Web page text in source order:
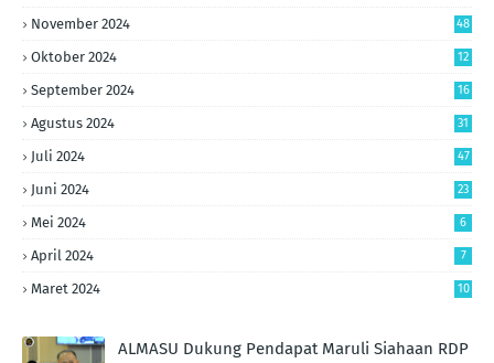
November 2024 48
Oktober 2024 12
September 2024 16
Agustus 2024 31
Juli 2024 47
Juni 2024 23
Mei 2024 6
April 2024 7
Maret 2024 10
ALMASU Dukung Pendapat Maruli Siahaan RDP